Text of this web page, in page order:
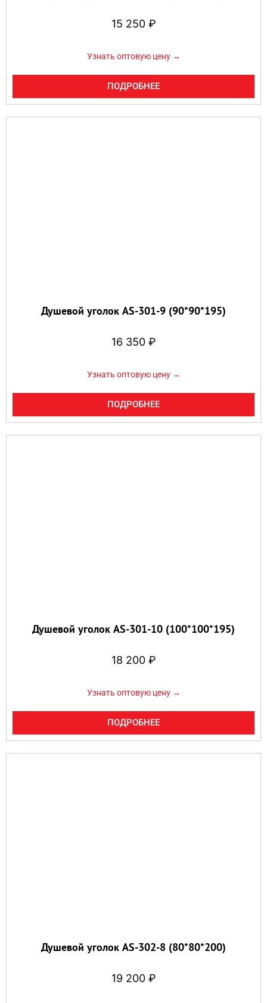
15 250 ₽
Узнать оптовую цену →
ПОДРОБНЕЕ
Душевой уголок AS-301-9 (90*90*195)
16 350 ₽
Узнать оптовую цену →
ПОДРОБНЕЕ
Душевой уголок AS-301-10 (100*100*195)
18 200 ₽
Узнать оптовую цену →
ПОДРОБНЕЕ
Душевой уголок AS-302-8 (80*80*200)
19 200 ₽